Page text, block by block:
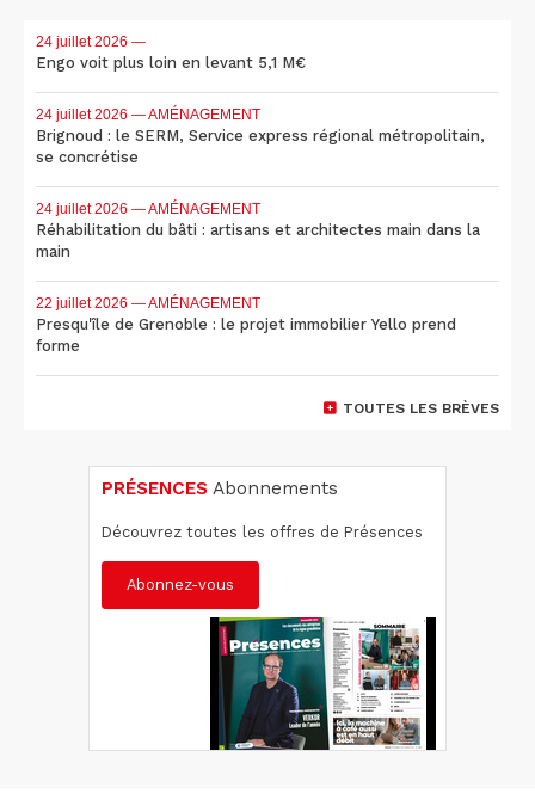
24 juillet 2026 —
Engo voit plus loin en levant 5,1 M€
24 juillet 2026 — AMÉNAGEMENT
Brignoud : le SERM, Service express régional métropolitain,
se concrétise
24 juillet 2026 — AMÉNAGEMENT
Réhabilitation du bâti : artisans et architectes main dans la
main
22 juillet 2026 — AMÉNAGEMENT
Presqu'île de Grenoble : le projet immobilier Yello prend
forme
TOUTES LES BRÈVES
PRÉSENCES Abonnements
Découvrez toutes les offres de Présences
Abonnez-vous